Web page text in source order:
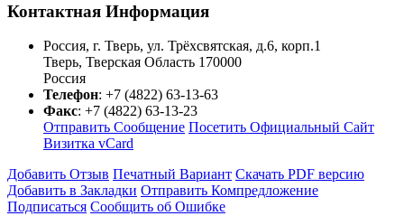
Контактная Информация
Россия, г. Тверь, ул. Трёхсвятская, д.6, корп.1
Тверь, Тверская Область 170000
Россия
Телефон: +7 (4822) 63-13-63
Факс: +7 (4822) 63-13-23
Отправить Сообщение Посетить Официальный Сайт
Визитка vCard
Добавить Отзыв Печатный Вариант Скачать PDF версию
Добавить в Закладки Отправить Компредложение
Подписаться Сообщить об Ошибке